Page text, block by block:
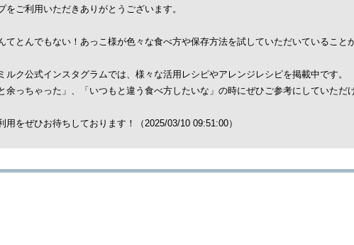
をご利用いただきありがとうございます。
てとんでもない！あっこ様が色々な食べ方や保存方法を試していただいていること
ルク公式インスタグラムでは、様々な活用レシピやアレンジレシピを掲載中です。
余っちゃった」、「いつもと違う食べ方したいな」の時にぜひご参考にしていただ
用をぜひお待ちしております！（2025/03/10 09:51:00）